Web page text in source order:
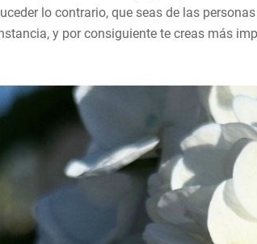
lo contrario, que seas de las
y por consiguiente te creas más